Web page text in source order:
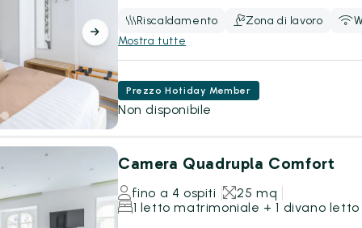
Riscaldamento Zona di lavoro
Mostra tutte
Prezzo Hotiday Member
Non disponibile
Camera Quadrupla Comfort
fino a 4 ospiti
25 mq
1 letto matrimoniale + 1 divano